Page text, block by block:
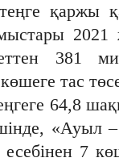
қаржы
381
тас
64,8
«Ауыл
есебінен 7